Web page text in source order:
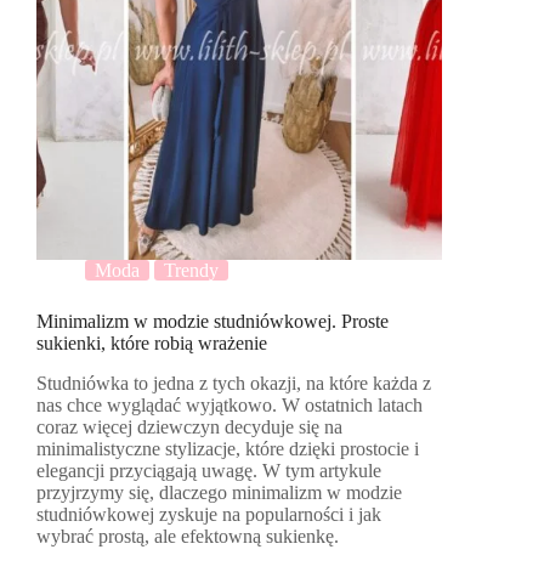
Moda Trendy
Minimalizm w modzie studniówkowej. Proste
sukienki, które robią wrażenie
Studniówka to jedna z tych okazji, na które każda z
nas chce wyglądać wyjątkowo. W ostatnich latach
coraz więcej dziewczyn decyduje się na
minimalistyczne stylizacje, które dzięki prostocie i
elegancji przyciągają uwagę. W tym artykule
przyjrzymy się, dlaczego minimalizm w modzie
studniówkowej zyskuje na popularności i jak
wybrać prostą, ale efektowną sukienkę.